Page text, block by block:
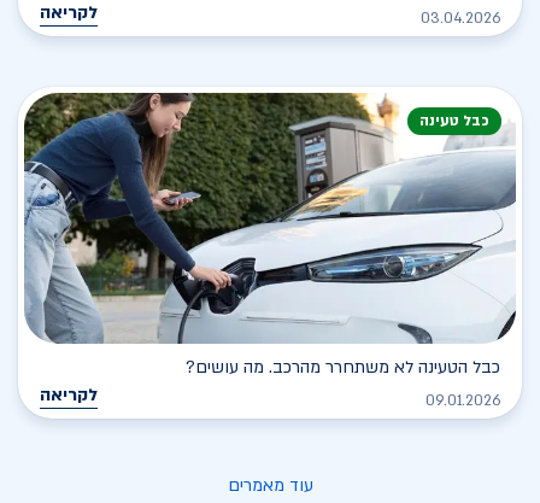
03.04.2026 לקריאה
כבל טעינה
כבל הטעינה לא משתחרר מהרכב. מה עושים?
09.01.2026 לקריאה
עוד מאמרים